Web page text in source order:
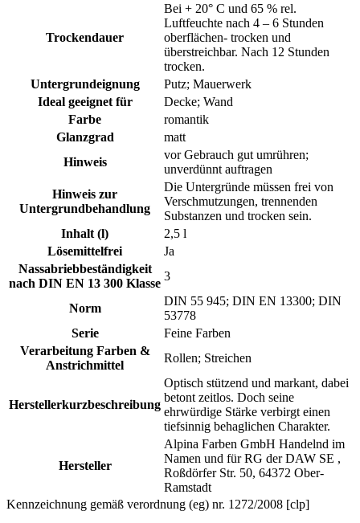
Trockendauer
Bei + 20° C und 65 % rel.
Luftfeuchte nach 4 – 6 Stunden
oberflächen- trocken und
überstreichbar. Nach 12 Stunden
trocken.
Untergrundeignung
Putz; Mauerwerk
Ideal geeignet für
Decke; Wand
Farbe
romantik
Glanzgrad
matt
Hinweis
vor Gebrauch gut umrühren;
unverdünnt auftragen
Hinweis zur
Untergrundbehandlung
Die Untergründe müssen frei von
Verschmutzungen, trennenden
Substanzen und trocken sein.
Inhalt (l)
2,5 l
Lösemittelfrei
Ja
Nassabriebbeständigkeit
nach DIN EN 13 300 Klasse
3
Norm
DIN 55 945; DIN EN 13300; DIN
53778
Serie
Feine Farben
Verarbeitung Farben &
Anstrichmittel
Rollen; Streichen
Herstellerkurzbeschreibung
Optisch stützend und markant, dabei
betont zeitlos. Doch seine
ehrwürdige Stärke verbirgt einen
tiefsinnig behaglichen Charakter.
Hersteller
Alpina Farben GmbH Handelnd im
Namen und für RG der DAW SE ,
Roßdörfer Str. 50, 64372 Ober-
Ramstadt
Kennzeichnung gemäß verordnung (eg) nr. 1272/2008 [clp]